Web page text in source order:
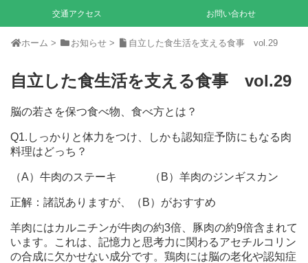
交通アクセス お問い合わせ
ホーム > お知らせ > 自立した食生活を支える食事 vol.29
自立した食生活を支える食事 vol.29
脳の若さを保つ食べ物、食べ方とは？
Q1.しっかりと体力をつけ、しかも認知症予防にもなる肉
料理はどっち？
（A）牛肉のステーキ （B）羊肉のジンギスカン
正解：諸説ありますが、（B）がおすすめ
羊肉にはカルニチンが牛肉の約3倍、豚肉の約9倍含まれて
います。これは、記憶力と思考力に関わるアセチルコリン
の合成に欠かせない成分です。鶏肉には脳の老化や認知症